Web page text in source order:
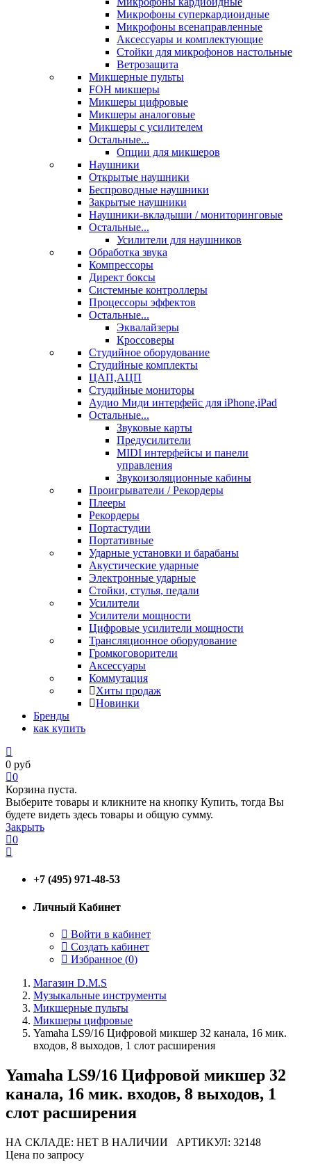
Микрофоны суперкардиоидные
Микрофоны всенаправленные
Аксессуары и комплектующие
Стойки для микрофонов настольные
Ветрозащита
Микшерные пульты
FOH микшеры
Микшеры цифровые
Микшеры аналоговые
Микшеры с усилителем
Остальные...
Опции для микшеров
Наушники
Открытые наушники
Беспроводные наушники
Закрытые наушники
Наушники-вкладыши / мониторинговые
Остальные...
Усилители для наушников
Обработка звука
Компрессоры
Директ боксы
Системные контроллеры
Процессоры эффектов
Остальные...
Эквалайзеры
Кроссоверы
Студийное оборудование
Студийные комплекты
ЦАП,АЦП
Студийные мониторы
Аудио Миди интерфейс для iPhone,iPad
Остальные...
Звуковые карты
Предусилители
MIDI интерфейсы и панели
управления
Звукоизоляционные кабины
Проигрыватели / Рекордеры
Плееры
Рекордеры
Портастудии
Портативные
Ударные установки и барабаны
Акустические ударные
Электронные ударные
Стойки, стулья, педали
Усилители
Усилители мощности
Цифровые усилители мощности
Трансляционное оборудование
Громкоговорители
Аксессуары
Коммутация
Хиты продаж
Новинки
Бренды
как купить
0 руб
0
Корзина пуста.
Выберите товары и кликните на кнопку Купить, тогда Вы
будете видеть здесь товары и общую сумму.
Закрыть
0
+7 (495) 971-48-53
Личный Кабинет
Войти в кабинет
Создать кабинет
Избранное (0)
Магазин D.M.S
Музыкальные инструменты
Микшерные пульты
Микшеры цифровые
Yamaha LS9/16 Цифровой микшер 32 канала, 16 мик.
входов, 8 выходов, 1 слот расширения
Yamaha LS9/16 Цифровой микшер 32
канала, 16 мик. входов, 8 выходов, 1
слот расширения
НА СКЛАДЕ: НЕТ В НАЛИЧИИ АРТИКУЛ: 32148
Цена по запросу